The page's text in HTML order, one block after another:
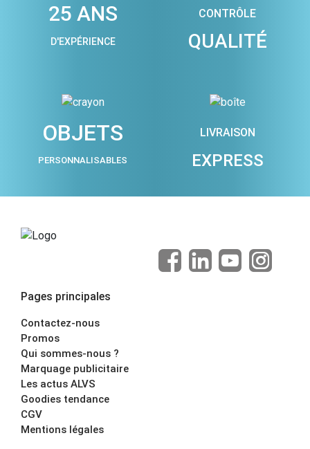
25 ANS
D'EXPÉRIENCE
CONTRÔLE
QUALITÉ
OBJETS
PERSONNALISABLES
LIVRAISON
EXPRESS
Pages principales
Contactez-nous
Promos
Qui sommes-nous ?
Marquage publicitaire
Les actus ALVS
Goodies tendance
CGV
Mentions légales